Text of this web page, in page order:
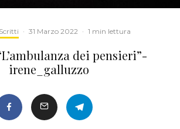
Scritti · 31 Marzo 2022 · 1 min lettura
dei pensieri”-
irene_galluzzo